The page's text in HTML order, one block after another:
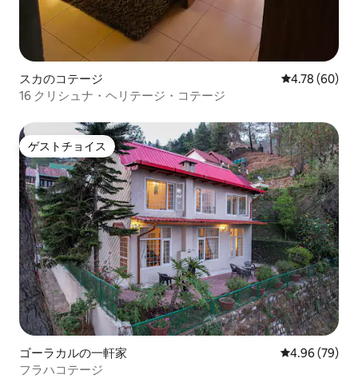
スカのコテージ レビュー60
4.78 (60)
16 クリシュナ・ヘリテージ・コテージ
ゲストチョイス
ゲストチョイス
ゴーラカルの一軒家 レビュー79
4.96 (79)
フラハコテージ